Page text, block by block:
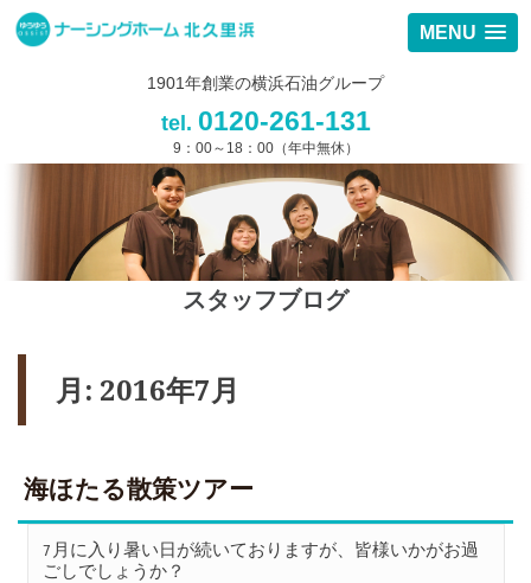
MENU
1901年創業の横浜石油グループ
tel. 0120-261-131
9：00～18：00（年中無休）
スタッフブログ
月: 2016年7月
海ほたる散策ツアー
7月に入り暑い日が続いておりますが、皆様いかがお過
ごしでしょうか？